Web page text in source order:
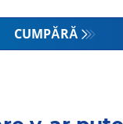
CUMPĂRĂ